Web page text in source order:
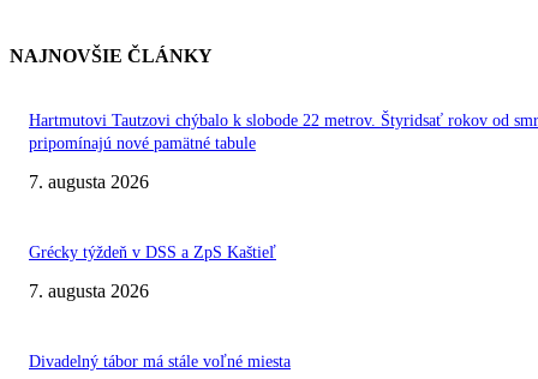
NAJNOVŠIE ČLÁNKY
Hartmutovi Tautzovi chýbalo k slobode 22 metrov. Štyridsať rokov od
pripomínajú nové pamätné tabule
7. augusta 2026
Grécky týždeň v DSS a ZpS Kaštieľ
7. augusta 2026
Divadelný tábor má stále voľné miesta